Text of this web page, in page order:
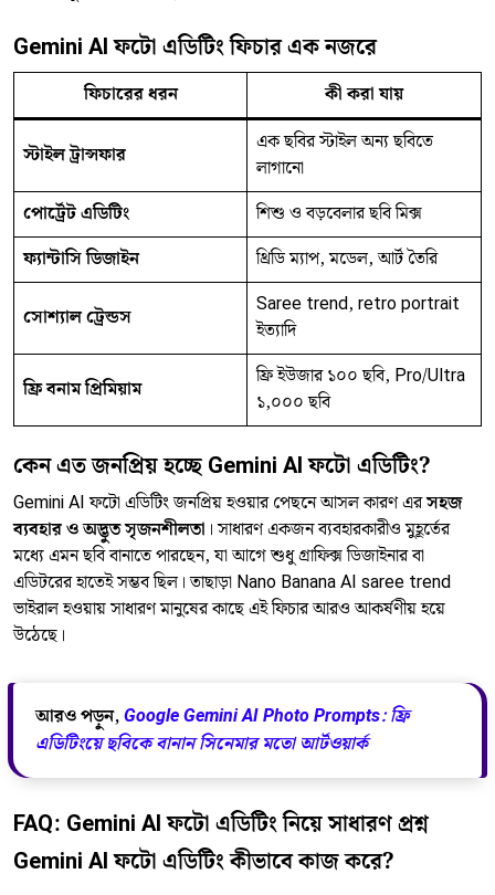
Gemini AI ফটো এডিটিং ফিচার এক নজরে
ফিচারের ধরন কী করা যায়
স্টাইল ট্রান্সফার
এক ছবির স্টাইল অন্য ছবিতে
লাগানো
পোর্ট্রেট এডিটিং
শিশু ও বড়বেলার ছবি মিক্স
ফ্যান্টাসি ডিজাইন
থ্রিডি ম্যাপ, মডেল, আর্ট তৈরি
সোশ্যাল ট্রেন্ডস
Saree trend, retro portrait
ইত্যাদি
ফ্রি বনাম প্রিমিয়াম
ফ্রি ইউজার ১০০ ছবি, Pro/Ultra
১,০০০ ছবি
কেন এত জনপ্রিয় হচ্ছে Gemini AI ফটো এডিটিং?
Gemini AI ফটো এডিটিং জনপ্রিয় হওয়ার পেছনে আসল কারণ এরসহজ
ব্যবহার ও অদ্ভুত সৃজনশীলতা । সাধারণ একজন ব্যবহারকারীও মুহূর্তের
মধ্যে এমন ছবি বানাতে পারছেন, যা আগে শুধু গ্রাফিক্স ডিজাইনার বা
এডিটরের হাতেই সম্ভব ছিল। তাছাড়া Nano Banana AI saree trend
ভাইরাল হওয়ায় সাধারণ মানুষের কাছে এই ফিচার আরও আকর্ষণীয় হয়ে
উঠেছে।
আরও পড়ুন,Google Gemini AI Photo Prompts: ফ্রি
এডিটিংয়ে ছবিকে বানান সিনেমার মতো আর্টওয়ার্ক
FAQ: Gemini AI ফটো এডিটিং নিয়ে সাধারণ প্রশ্ন
Gemini AI ফটো এডিটিং কীভাবে কাজ করে?